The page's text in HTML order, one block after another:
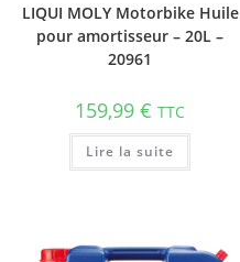
LIQUI MOLY Motorbike Huile
pour amortisseur – 20L –
20961
159,99€ TTC
Lire la suite